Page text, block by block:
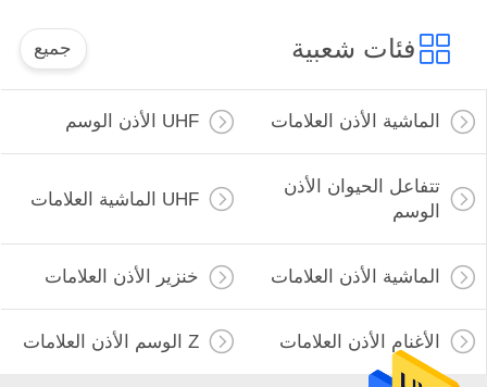
فئات شعبية جميع
الماشية الأذن العلامات UHF الأذن الوسم
تتفاعل الحيوان الأذن
الوسم
UHF الماشية العلامات
الماشية الأذن العلامات خنزير الأذن العلامات
الأغنام الأذن العلامات Z الوسم الأذن العلامات